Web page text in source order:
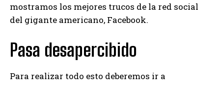
mostramos los mejores trucos de la red social
del gigante americano, Facebook.
Pasa desapercibido
Para realizar todo esto deberemos ir a